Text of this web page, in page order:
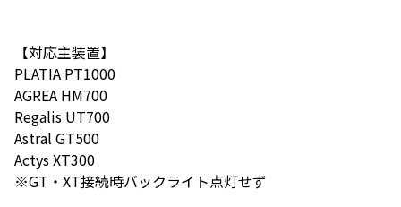
【対応主装置】
PLATIA PT1000
AGREA HM700
Regalis UT700
Astral GT500
Actys XT300
※GT・XT接続時バックライト点灯せず